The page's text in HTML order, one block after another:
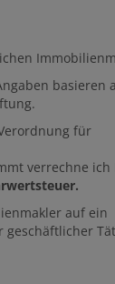
basieren
für
verrechne
auf ein
geschäftlicher